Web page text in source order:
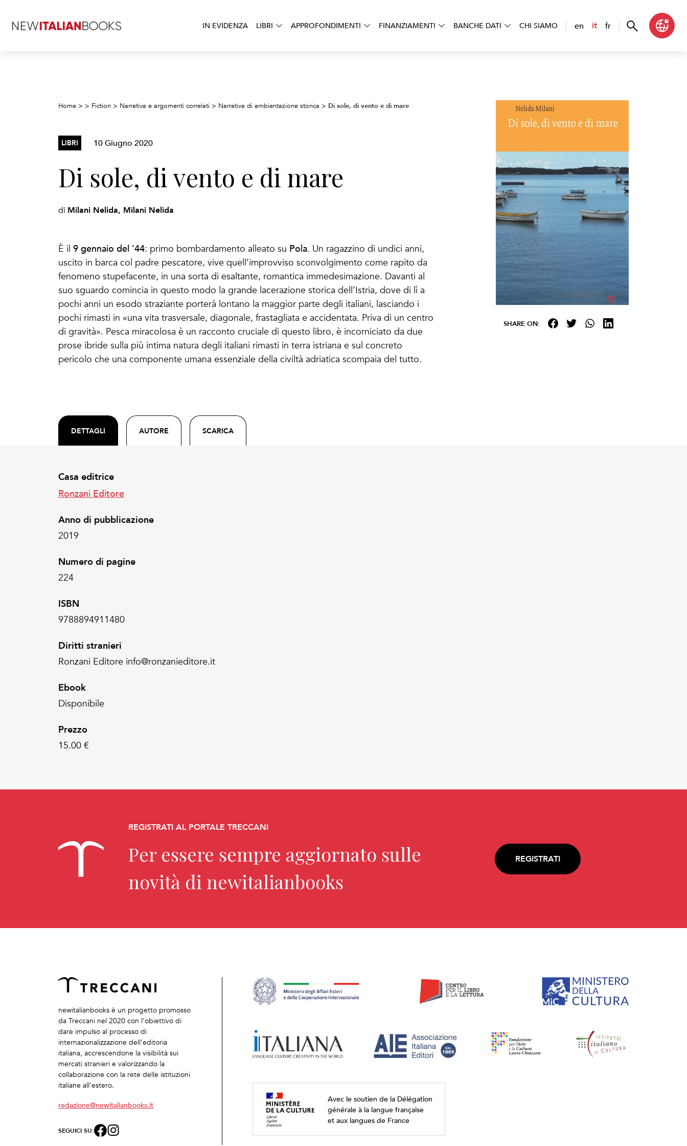
IN EVIDENZA LIBRI APPROFONDIMENTI FINANZIAMENTI BANCHE DATI CHI SIAMO en it fr
Home > > Fiction > Narrativa e argomenti correlati > Narrativa di ambientazione storica > Di sole, di vento e di mare
LIBRI 10 Giugno 2020
Di sole, di vento e di mare
di Milani Nelida, Milani Nelida
È il 9 gennaio del ’44: primo bombardamento alleato su Pola. Un ragazzino di undici anni,
uscito in barca col padre pescatore, vive quell’improvviso sconvolgimento come rapito da
fenomeno stupefacente, in una sorta di esaltante, romantica immedesimazione. Davanti al
suo sguardo comincia in questo modo la grande lacerazione storica dell’Istria, dove di lì a
pochi anni un esodo straziante porterà lontano la maggior parte degli italiani, lasciando i
pochi rimasti in «una vita trasversale, diagonale, frastagliata e accidentata. Priva di un centro
di gravità». Pesca miracolosa è un racconto cruciale di questo libro, è incorniciato da due
prose ibride sulla più intima natura degli italiani rimasti in terra istriana e sul concreto
pericolo che una componente umana essenziale della civiltà adriatica scompaia del tutto.
DETTAGLI AUTORE SCARICA
Casa editrice
Ronzani Editore
Anno di pubblicazione
2019
Numero di pagine
224
ISBN
9788894911480
Diritti stranieri
Ronzani Editore info@ronzanieditore.it
Ebook
Disponibile
Prezzo
15.00 €
SHARE ON:
REGISTRATI AL PORTALE TRECCANI
Per essere sempre aggiornato sulle
novità di newitalianbooks
REGISTRATI
newitalianbooks è un progetto promosso
da Treccani nel 2020 con l’obiettivo di
dare impulso al processo di
internazionalizzazione dell’editoria
italiana, accrescendone la visibilità sui
mercati stranieri e valorizzando la
collaborazione con la rete delle istituzioni
italiane all’estero.
redazione@newitalianbooks.it
SEGUICI SU:
Avec le soutien de la Délégation
générale à la langue française
et aux langues de France